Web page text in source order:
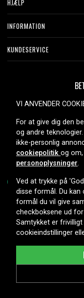
HJÆLP
INFORMATION
KUNDESERVICE
VI ANVENDER
For at give dig den
og andre
ikke-personlig
cookiepolitik og
personoplysninger.
Ved at trykke på
disse formål. Du kan
formål du vil give
checkboksene ud
Samtykket er
cookieindstillinger